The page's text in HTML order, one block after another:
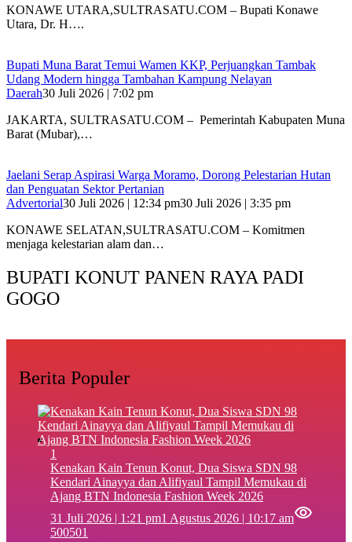
‎KONAWE UTARA,SULTRASATU.COM – Bupati Konawe
Utara, Dr. H….
‎Bupati Muna Barat Temui Wamen KKP, Perjuangkan Tambak
Udang Modern hingga Tambahan Kampung Nelayan
Daerah30 Juli 2026 | 7:02 pm
‎JAKARTA, SULTRASATU.COM – Pemerintah Kabupaten Muna
Barat (Mubar),…
Jaelani Serap Aspirasi Warga Moramo, Dorong Pelestarian Hutan
dan Penguatan Sektor Pertanian
Advertorial30 Juli 2026 | 12:34 pm30 Juli 2026 | 3:35 pm
KONAWE SELATAN,SULTRASATU.COM – Komitmen
menjaga kelestarian alam dan…
BUPATI KONUT PANEN RAYA PADI
GOGO
Berita Populer
1
‎Kenakan Kain Tenun Konut, Dua Siswa SDN 98
Kendari Ainayya dan Alifiyaul Tampil Memukau di
Ajang BTN Indonesia Fashion Week 2026
31 Juli 2026 | 1:21 pm1 Agustus 2026 | 10:17 am
500501